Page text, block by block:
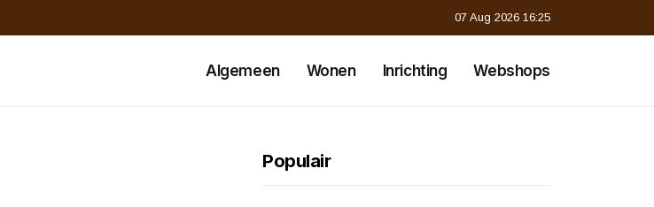
07 Aug 2026 16:25
Algemeen Wonen Inrichting Webshops
Populair